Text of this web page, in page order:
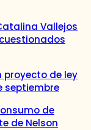
Vallejos
proyecto de ley
septiembre
de
de Nelson